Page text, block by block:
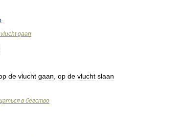
vlucht gaan
de vlucht gaan op de vlucht slaan
в бегство